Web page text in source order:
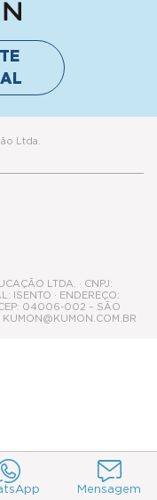
Mensagem
Ltda.
LTDA. · CNPJ:
ISENTO · ENDEREÇO:
CEP: 04006-002 – SÃO